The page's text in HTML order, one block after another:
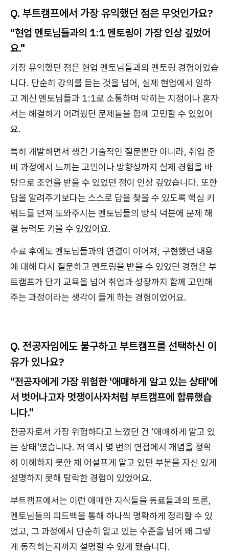
Q. 부트캠프에서 가장 유익했던 점은 무엇인가요?
"현업 멘토님들과의 1:1 멘토링이 가장 인상 깊었어
요."
가장 유익했던 점은 현업 멘토님들과의 멘토링 경험이었습
니다. 단순히 강의를 듣는 것을 넘어, 실제 현업에서 일하
고 계신 멘토님들과 1:1로 소통하며 막히는 지점이나 혼자
서는 해결하기 어려웠던 문제들을 함께 고민할 수 있었어
요.
특히 개발하면서 생긴 기술적인 질문뿐만 아니라, 취업 준
비 과정에서 느끼는 고민이나 방향성까지 실제 경험을 바
탕으로 조언을 받을 수 있었던 점이 인상 깊었습니다. 또한
답을 알려주기보다는 스스로 답을 찾을 수 있도록 핵심 키
워드를 던져 도와주시는 멘토님들의 방식 덕분에 문제 해
결 능력도 키울 수 있었어요.
수료 후에도 멘토님들과의 연결이 이어져, 구현했던 내용
에 대해 다시 질문하고 멘토링을 받을 수 있었던 경험은 부
트캠프가 단기 교육을 넘어 취업과 성장까지 함께 고민해
주는 과정이라는 생각이 들게 하는 경험이었어요.
Q. 전공자임에도 불구하고 부트캠프를 선택하신 이
유가 있나요?
"전공자에게 가장 위험한 '애매하게 알고 있는 상태'에
서 벗어나고자 멋쟁이사자처럼 부트캠프에 합류했습
니다."
전공자로서 가장 위험하다고 느꼈던 건 '애매하게 알고 있
는 상태'였습니다. 저 역시 몇 번의 면접에서 개념을 정확
히 이해하지 못한 채 어설프게 알고 있던 부분을 자신 있게
설명하지 못해 탈락한 경험이 있었어요.
부트캠프에서는 이런 애매한 지식들을 동료들과의 토론,
멘토님들의 피드백을 통해 하나씩 명확하게 정리할 수 있
었고, 그 과정에서 단순히 알고 있는 수준을 넘어 왜 그렇
게 동작하는지까지 설명할 수 있게 됐습니다.